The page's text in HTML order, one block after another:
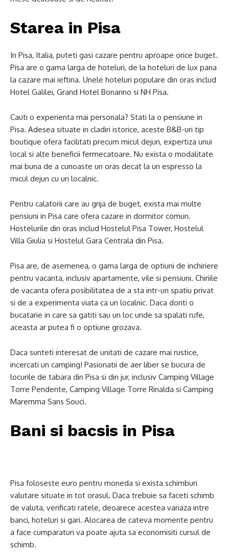
Starea in Pisa
In Pisa, Italia, puteti gasi cazare pentru aproape orice buget.
Pisa are o gama larga de hoteluri, de la hoteluri de lux pana
la cazare mai ieftina. Unele hoteluri populare din oras includ
Hotel Galilei, Grand Hotel Bonanno si NH Pisa.
Cauti o experienta mai personala? Stati la o pensiune in
Pisa. Adesea situate in cladiri istorice, aceste B&B-uri tip
boutique ofera facilitati precum micul dejun, expertiza unui
local si alte beneficii fermecatoare. Nu exista o modalitate
mai buna de a cunoaste un oras decat la un espresso la
micul dejun cu un localnic.
Pentru calatorii care au grija de buget, exista mai multe
pensiuni in Pisa care ofera cazare in dormitor comun.
Hostelurile din oras includ Hostelul Pisa Tower, Hostelul
Villa Giulia si Hostelul Gara Centrala din Pisa.
Pisa are, de asemenea, o gama larga de optiuni de inchiriere
pentru vacanta, inclusiv apartamente, vile si pensiuni. Chiriile
de vacanta ofera posibilitatea de a sta intr-un spatiu privat
si de a experimenta viata ca un localnic. Daca doriti o
bucatarie in care sa gatiti sau un loc unde sa spalati rufe,
aceasta ar putea fi o optiune grozava.
Daca sunteti interesat de unitati de cazare mai rustice,
incercati un camping! Pasionatii de aer liber se bucura de
locurile de tabara din Pisa si din jur, inclusiv Camping Village
Torre Pendente, Camping Village Torre Rinalda si Camping
Maremma Sans Souci.
Bani si bacsis in Pisa
Pisa foloseste euro pentru moneda si exista schimburi
valutare situate in tot orasul. Daca trebuie sa faceti schimb
de valuta, verificati ratele, deoarece acestea variaza intre
banci, hoteluri si gari. Alocarea de cateva momente pentru
a face cumparaturi va poate ajuta sa economisiti cursul de
schimb.